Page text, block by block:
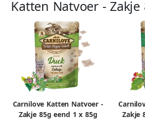
Katten Natvoer - Zakje
Carnilove Katten Natvoer -
Zakje 85g eend 1 x 85g
Zakje